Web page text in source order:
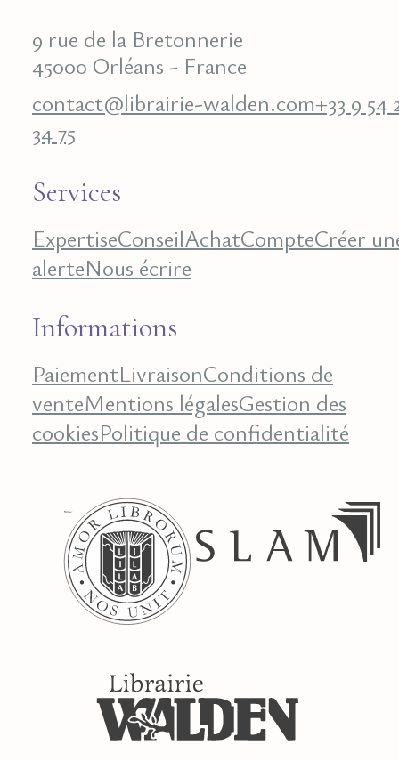
9 rue de la Bretonnerie
45000 Orléans - France
contact@librairie-walden.com+33 9 54
34 75
Services
ExpertiseConseilAchatCompteCréer
alerteNous écrire
Informations
PaiementLivraisonConditions de
venteMentions légalesGestion des
cookiesPolitique de confidentialité